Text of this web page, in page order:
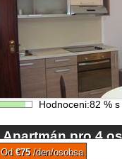
Hodnoceni:82 % s
Apartmán pro 4
Od €75/den/osobsa